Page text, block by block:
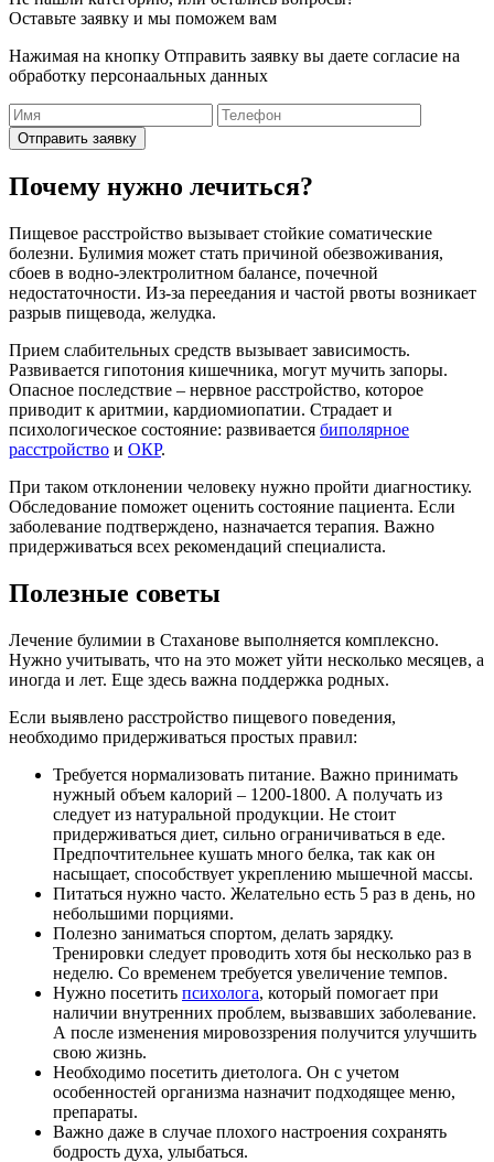
Оставьте заявку и мы поможем вам
Нажимая на кнопку Отправить заявку вы даете согласие на
обработку персонаальных данных
Отправить заявку
Почему нужно лечиться?
Пищевое расстройство вызывает стойкие соматические
болезни. Булимия может стать причиной обезвоживания,
сбоев в водно-электролитном балансе, почечной
недостаточности. Из-за переедания и частой рвоты возникает
разрыв пищевода, желудка.
Прием слабительных средств вызывает зависимость.
Развивается гипотония кишечника, могут мучить запоры.
Опасное последствие – нервное расстройство, которое
приводит к аритмии, кардиомиопатии. Страдает и
психологическое состояние: развивается биполярное
расстройство и ОКР.
При таком отклонении человеку нужно пройти диагностику.
Обследование поможет оценить состояние пациента. Если
заболевание подтверждено, назначается терапия. Важно
придерживаться всех рекомендаций специалиста.
Полезные советы
Лечение булимии в Стаханове выполняется комплексно.
Нужно учитывать, что на это может уйти несколько месяцев, а
иногда и лет. Еще здесь важна поддержка родных.
Если выявлено расстройство пищевого поведения,
необходимо придерживаться простых правил:
Требуется нормализовать питание. Важно принимать
нужный объем калорий – 1200-1800. А получать из
следует из натуральной продукции. Не стоит
придерживаться диет, сильно ограничиваться в еде.
Предпочтительнее кушать много белка, так как он
насыщает, способствует укреплению мышечной массы.
Питаться нужно часто. Желательно есть 5 раз в день, но
небольшими порциями.
Полезно заниматься спортом, делать зарядку.
Тренировки следует проводить хотя бы несколько раз в
неделю. Со временем требуется увеличение темпов.
Нужно посетить психолога, который помогает при
наличии внутренних проблем, вызвавших заболевание.
А после изменения мировоззрения получится улучшить
свою жизнь.
Необходимо посетить диетолога. Он с учетом
особенностей организма назначит подходящее меню,
препараты.
Важно даже в случае плохого настроения сохранять
бодрость духа, улыбаться.